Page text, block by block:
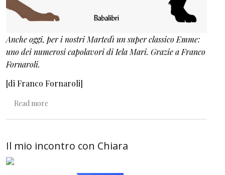
Anche oggi, per i nostri Martedì un super classico Emme:
uno dei numerosi capolavori di Iela Mari. Grazie a Franco
Fornaroli.
[di Franco Fornaroli]
Read more
Il mio incontro con Chiara